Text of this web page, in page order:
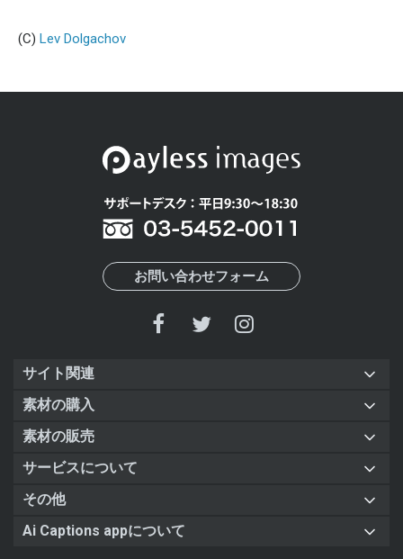
(C) Lev Dolgachov
お問い合わせフォーム
サイト関連
素材の購入
素材の販売
サービスについて
その他
Ai Captions appについて